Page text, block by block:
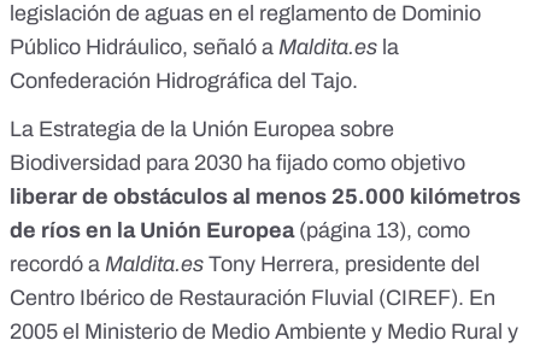
legislación de aguas en el reglamento de Dominio
Público Hidráulico, señaló a Maldita.es la
Confederación Hidrográfica del Tajo.
La Estrategia de la Unión Europea sobre
Biodiversidad para 2030 ha fijado como objetivo
liberar de obstáculos al menos 25.000 kilómetros
de ríos en la Unión Europea(página 13), como
recordó a Maldita.es Tony Herrera, presidente del
Centro Ibérico de Restauración Fluvial (CIREF). En
2005 el Ministerio de Medio Ambiente y Medio Rural y